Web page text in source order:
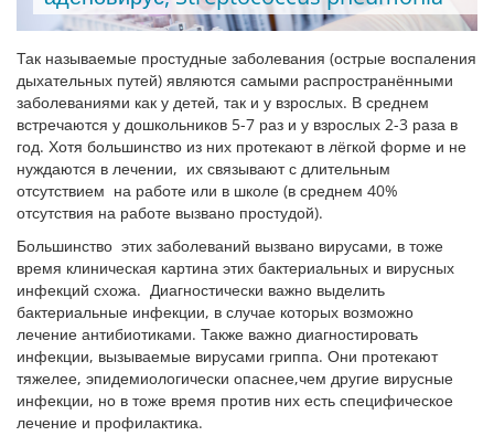
Так называемые простудные заболевания (острые воспаления
дыхательных путей) являются самыми распространёнными
заболеваниями как у детей, так и у взрослых. В среднем
встречаются у дошкольников 5-7 раз и у взрослых 2-3 раза в
год. Хотя большинство из них протекают в лёгкой форме и не
нуждаются в лечении, их связывают с длительным
отсутствием на работе или в школе (в среднем 40%
отсутствия на работе вызвано простудой).
Большинство этих заболеваний вызвано вирусами, в тоже
время клиническая картина этих бактериальных и вирусных
инфекций схожа. Диагностически важно выделить
бактериальные инфекции, в случае которых возможно
лечение антибиотиками. Также важно диагностировать
инфекции, вызываемые вирусами гриппа. Они протекают
тяжелее, эпидемиологически опаснее,чем другие вирусные
инфекции, но в тоже время против них есть специфическое
лечение и профилактика.